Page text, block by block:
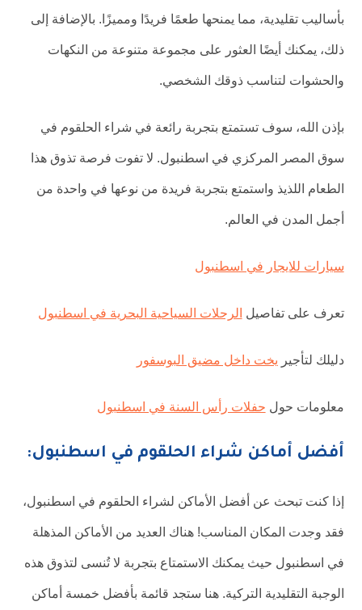
بأساليب تقليدية، مما يمنحها طعمًا فريدًا ومميزًا. بالإضافة إلى
ذلك، يمكنك أيضًا العثور على مجموعة متنوعة من النكهات
والحشوات لتناسب ذوقك الشخصي.
بإذن الله، سوف تستمتع بتجربة رائعة في شراء الحلقوم في
سوق المصر المركزي في اسطنبول. لا تفوت فرصة تذوق هذا
الطعام اللذيذ واستمتع بتجربة فريدة من نوعها في واحدة من
أجمل المدن في العالم.
سيارات للايجار في اسطنبول
تعرف على تفاصيل الرحلات السياحية البحرية في اسطنبول
دليلك لتأجير يخت داخل مضيق البوسفور
معلومات حول حفلات رأس السنة في اسطنبول
أفضل أماكن شراء الحلقوم في اسطنبول:
إذا كنت تبحث عن أفضل الأماكن لشراء الحلقوم في اسطنبول،
فقد وجدت المكان المناسب! هناك العديد من الأماكن المذهلة
في اسطنبول حيث يمكنك الاستمتاع بتجربة لا تُنسى لتذوق هذه
الوجبة التقليدية التركية. هنا ستجد قائمة بأفضل خمسة أماكن